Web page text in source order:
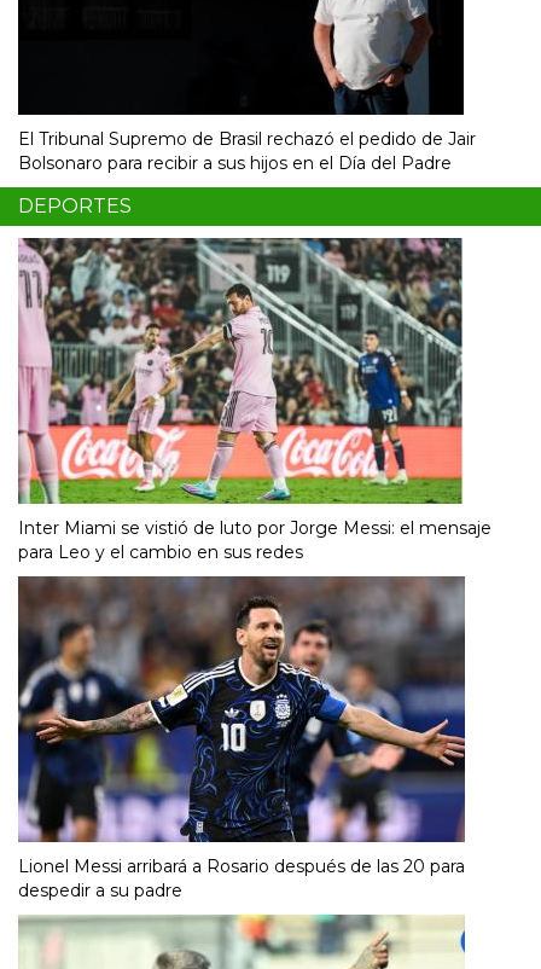
El Tribunal Supremo de Brasil rechazó el pedido de Jair
Bolsonaro para recibir a sus hijos en el Día del Padre
DEPORTES
Inter Miami se vistió de luto por Jorge Messi: el mensaje
para Leo y el cambio en sus redes
Lionel Messi arribará a Rosario después de las 20 para
despedir a su padre